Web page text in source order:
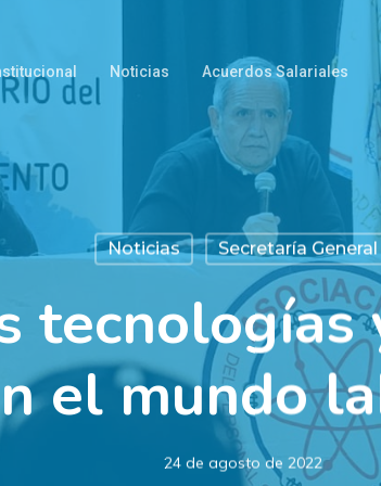
Noticias Acuerdos Salariales
Noticias Secretaría General
tecnologías
el mundo
24 de agosto de 2022